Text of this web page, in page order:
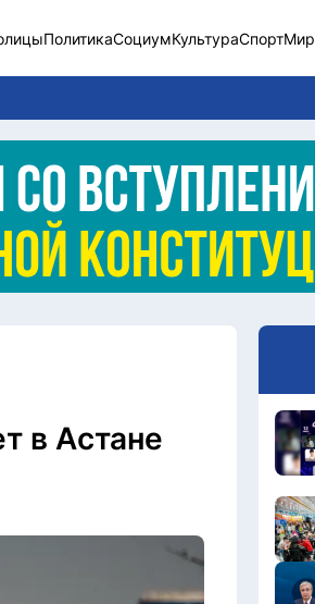
ПолитикаСоциумКультураСпортМир
Новости столицы
Социум
Спорт
Этический кодекс
в Астане